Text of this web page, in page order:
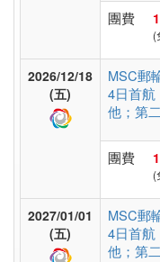
度
澳
團費
(
2026/12/18
(五)
MSC郵
4日首航
他；第
團費
(
2027/01/01
(五)
MSC郵
4日首航
他；第